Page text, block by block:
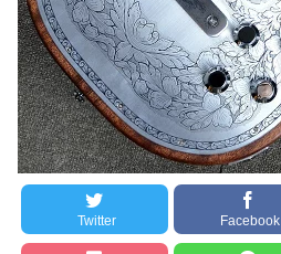
Twitter Facebook